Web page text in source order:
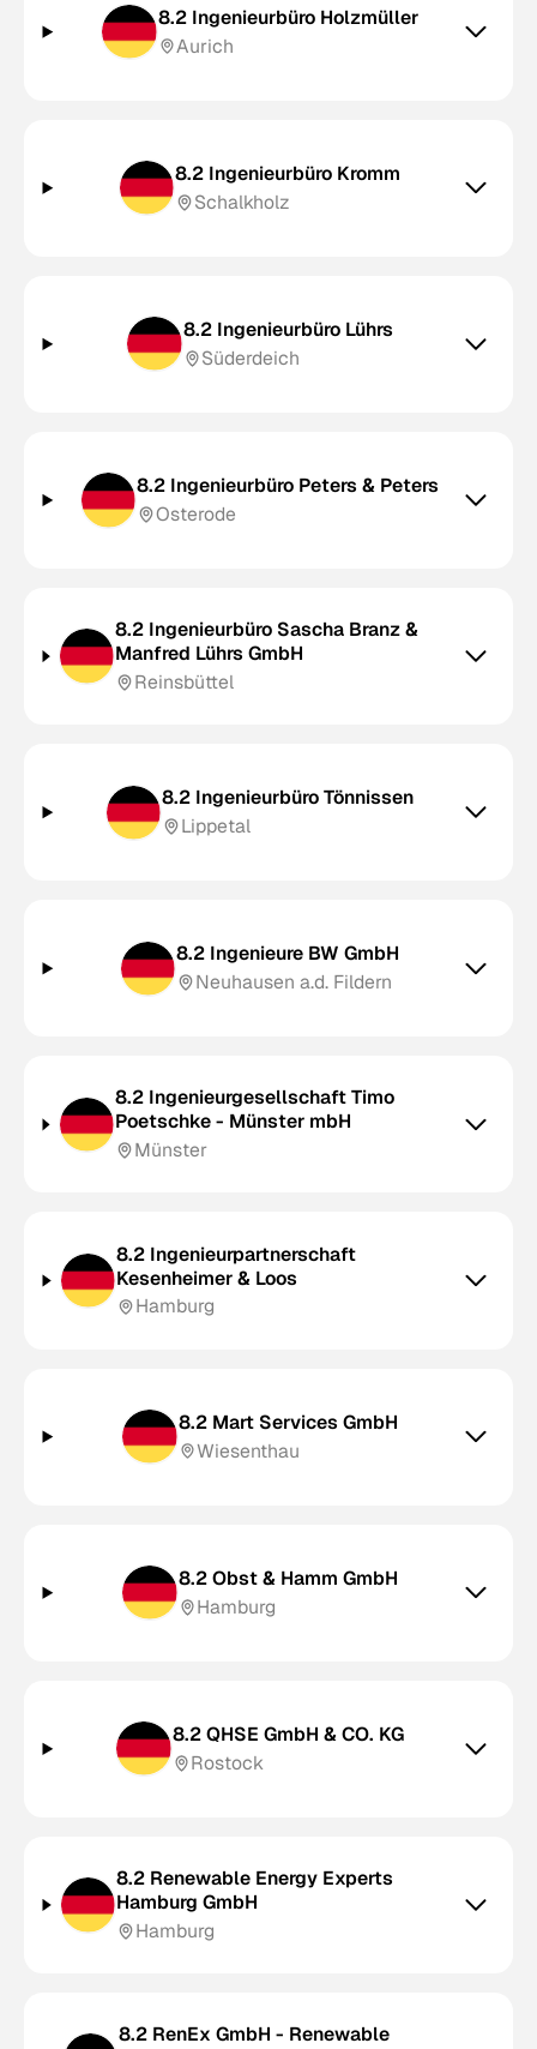
8.2 Ingenieurbüro Holzmüller
Aurich
8.2 Ingenieurbüro Kromm
Schalkholz
8.2 Ingenieurbüro Lührs
Süderdeich
8.2 Ingenieurbüro Peters & Peters
Osterode
8.2 Ingenieurbüro Sascha Branz &
Manfred Lührs GmbH
Reinsbüttel
8.2 Ingenieurbüro Tönnissen
Lippetal
8.2 Ingenieure BW GmbH
Neuhausen a.d. Fildern
8.2 Ingenieurgesellschaft Timo
Poetschke - Münster mbH
Münster
8.2 Ingenieurpartnerschaft
Kesenheimer & Loos
Hamburg
8.2 Mart Services GmbH
Wiesenthau
8.2 Obst & Hamm GmbH
Hamburg
8.2 QHSE GmbH & CO. KG
Rostock
8.2 Renewable Energy Experts
Hamburg GmbH
Hamburg
8.2 RenEx GmbH - Renewable